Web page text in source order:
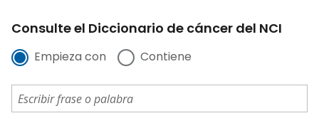
Consulte el Diccionario de cáncer del NCI
Empieza con Contiene